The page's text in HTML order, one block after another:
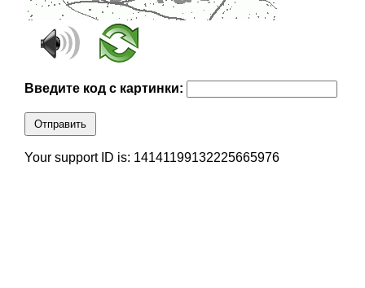
Введите код с картинки:
Отправить
Your support ID is: 14141199132225665976